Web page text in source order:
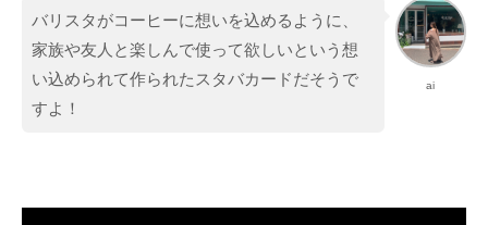
ai
バリスタがコーヒーに想いを込めるように、
家族や友人と楽しんで使って欲しいという想
い込められて作られたスタバカードだそうで
すよ！